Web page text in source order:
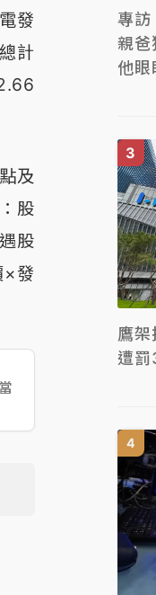
發
計
及
股
股
×發
專訪
親
他眼
鷹
遭